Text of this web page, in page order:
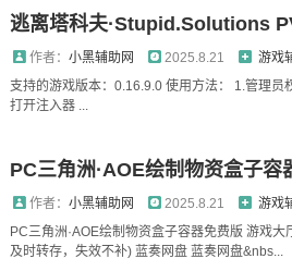
逃离塔科夫·Stupid.Solutions
作者： 小黑辅助网 2025.8.21
游戏
支持的游戏版本：0.16.9.0 使用方法： 1.管理员
打开注入器 ...
PC三角洲·AOE绘制物资盒子容
作者： 小黑辅助网 2025.8.21
游戏
PC三角洲·AOE绘制物资盒子容器免费版 游戏
及时转存，失效不补) 蓝奏网盘 蓝奏网盘&nbs...